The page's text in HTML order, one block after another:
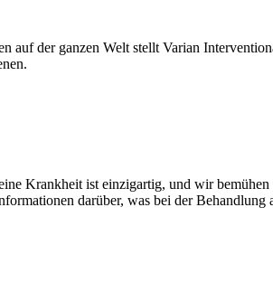
auf der ganzen Welt stellt Varian
Krankheit ist einzigartig, und wir
darüber, was bei der Behandlung